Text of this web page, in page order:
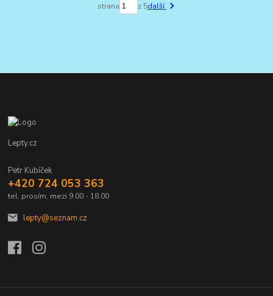
strana z 5další
Lepty.cz
Petr Kubíček
+420 724 053 363
tel. prosím, mezi 9.00 - 18.00
lepty@seznam.cz